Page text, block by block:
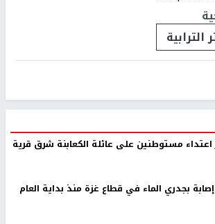
الترابية
اعتداء مستوطنين على عائلة الكعابنة شرق قرية